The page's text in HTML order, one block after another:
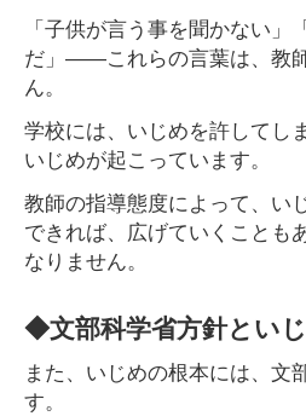
「子供が言う事を聞かない
だ」――これらの言葉は、教
ん。
学校には、いじめを許してし
いじめが起こっています。
教師の指導態度によって、い
できれば、広げていくことも
なりません。
◆文部科学省方針とい
また、いじめの根本には、文
す。